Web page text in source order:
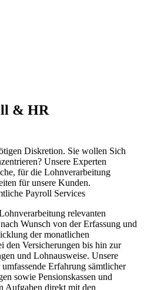
& HR
Diskretion. Sie wollen Sich
Unsere Experten
für die Lohnverarbeitung
für unsere Kunden.
Payroll Services
relevanten
Wunsch von der Erfassung und
der monatlichen
den Versicherungen bis hin zur
und Lohnausweise. Unsere
Erfahrung sämtlicher
sowie Pensionskassen und
Aufgaben direkt mit den